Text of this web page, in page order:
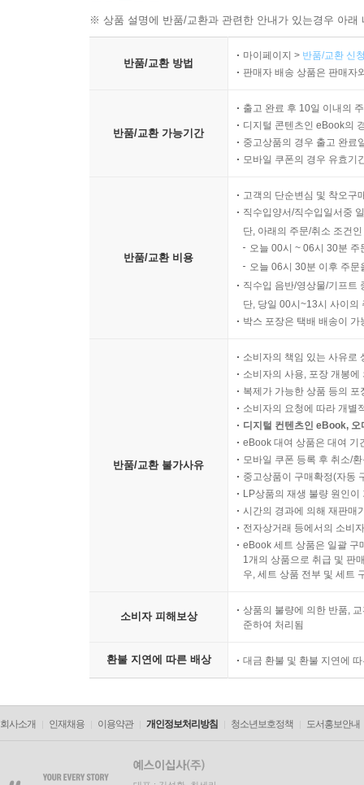
※ 상품 설명에 반품/교환과 관련한 안내가 있는경우 아
반품/교환 방법
마이페이지 > 반품/교환 신
판매자 배송 상품은 판매자
반품/교환 가능기간
출고 완료 후 10일 이내의
디지털 콘텐츠인 eBook의
중고상품의 경우 출고 완료
모바일 쿠폰의 경우 유효기
반품/교환 비용
고객의 단순변심 및 착오구
직수입양서/직수입일서중
단, 아래의 주문/취소 조건
오늘 00시 ~ 06시 30분
오늘 06시 30분 이후 주
직수입 음반/영상물/기프트
단, 당일 00시~13시 사이의
박스 포장은 택배 배송이
반품/교환 불가사유
소비자의 책임 있는 사유로
소비자의 사용, 포장 개봉
복제가 가능한 상품 등의
소비자의 요청에 따라 개별
디지털 컨텐츠인 eBook,
eBook 대여 상품은 대여 기
모바일 쿠폰 등록 후 취소/
중고상품이 구매확정(자동
LP상품의 재생 불량 원인
시간의 경과에 의해 재판매
전자상거래 등에서의 소비
eBook 세트 상품은 일괄 구
1개의 상품으로 취급 및 판
우, 세트 상품 전부 및 세트
소비자 피해보상
상품의 불량에 의한 반품,
준하여 처리됨
환불 지연에 따른 배상 대금 환불 및 환불 지연에
회사소개 인재채용 이용약관 개인정보처리방침 청소년보호정책 도서홍보안내